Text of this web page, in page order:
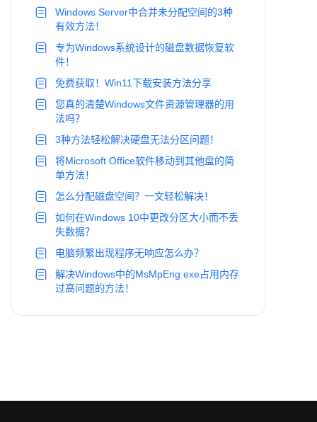
Windows Server中合并未分配空间的3种
有效方法！
专为Windows系统设计的磁盘数据恢复软
件！
免费获取！Win11下载安装方法分享
您真的清楚Windows文件资源管理器的用
法吗？
3种方法轻松解决硬盘无法分区问题！
将Microsoft Office软件移动到其他盘的简
单方法！
怎么分配磁盘空间？一文轻松解决！
如何在Windows 10中更改分区大小而不丢
失数据？
电脑频繁出现程序无响应怎么办？
解决Windows中的MsMpEng.exe占用内存
过高问题的方法！